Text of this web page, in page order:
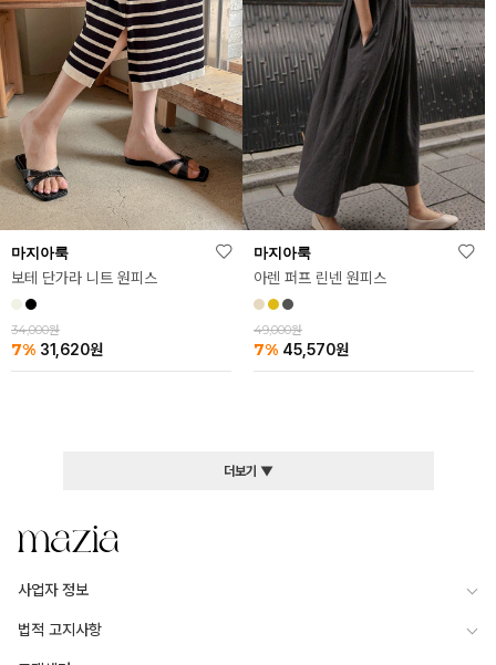
마지아룩
보테 단가라 니트 원피스
34,000원
7% 31,620원
마지아룩
아렌 퍼프 린넨 원피스
49,000원
7% 45,570원
더보기 ▼
사업자 정보
법적 고지사항